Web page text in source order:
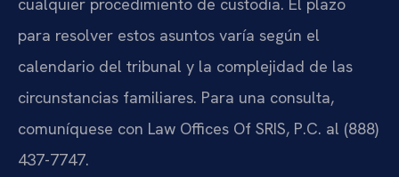
para resolver estos asuntos varía según el
calendario del tribunal y la complejidad de las
circunstancias familiares. Para una consulta,
comuníquese con Law Offices Of SRIS, P.C. al (888)
437-7747.